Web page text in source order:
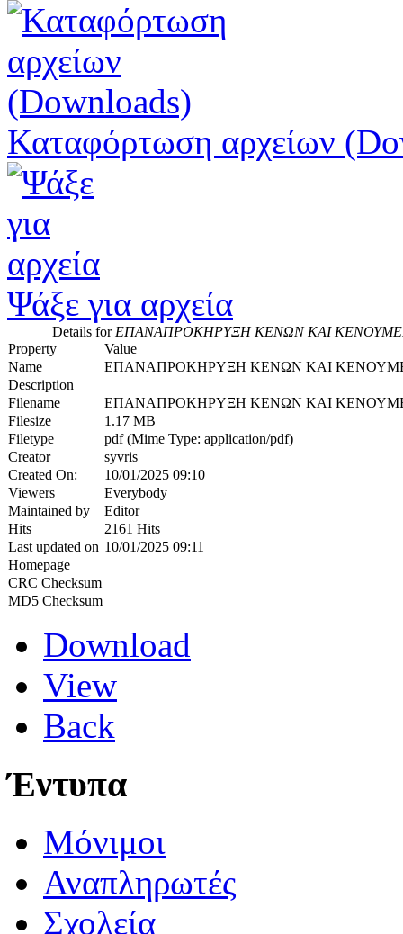
Καταφόρτωση αρχείων
Ψάξε για αρχεία
Details forΕΠΑΝΑΠΡΟΚΗΡΥΞΗ ΚΕΝΩΝ ΚΑΙ
Property
Value
Name
ΕΠΑΝΑΠΡΟΚΗΡΥΞΗ ΚΕΝΩΝ ΚΑΙ
Description
Filename
ΕΠΑΝΑΠΡΟΚΗΡΥΞΗ ΚΕΝΩΝ ΚΑΙ
Filesize
1.17 MB
Filetype
pdf (Mime Type: application/pdf)
Creator
syvris
Created On:
10/01/2025 09:10
Viewers
Everybody
Maintained by
Editor
Hits
2161 Hits
Last updated on 10/01/2025 09:11
Homepage
CRC Checksum
MD5 Checksum
Download
View
Back
Έντυπα
Μόνιμοι
Αναπληρωτές
Σχολεία